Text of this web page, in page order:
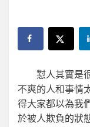
懟人其實是很
不爽的人和事情
得大家都以為我
於被人欺負的狀